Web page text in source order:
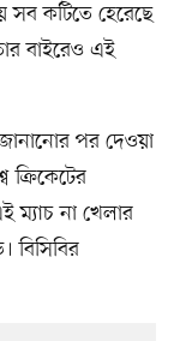
সব কটিতে হেরেছে
বাইরেও এই
পর দেওয়া
ক্রিকেটের
ম্যাচ না খেলার
বিসিবির